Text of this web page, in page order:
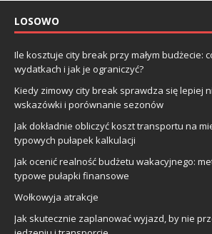
LOSOWO
Ile kosztuje city break przy małym budżecie:
wydatkach i jak je ograniczyć?
Kiedy zimowy city break sprawdza się lepiej
wskazówki i porównanie sezonów
Jak dokładnie obliczyć koszt transportu na
typowych pułapek kalkulacji
Jak ocenić realność budżetu wakacyjnego:
typowe pułapki finansowe
Wołkowyja atrakcje
Jak skutecznie zaplanować wyjazd, by nie